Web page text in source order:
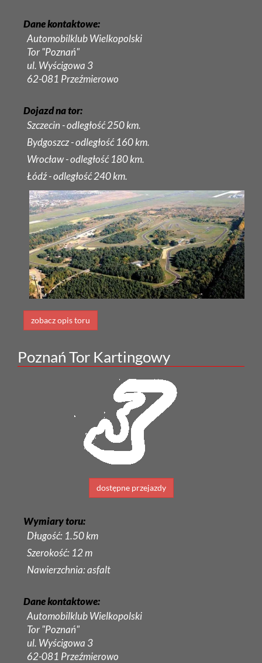
Dane kontaktowe:
Automobilklub Wielkopolski
Tor "Poznań"
ul. Wyścigowa 3
62-081 Przeźmierowo
Dojazd na tor:
Szczecin - odległość 250 km.
Bydgoszcz - odległość 160 km.
Wrocław - odległość 180 km.
Łódź - odległość 240 km.
zobacz opis toru
Poznań Tor Kartingowy
dostępne przejazdy
Wymiary toru:
Długość: 1.50 km
Szerokość: 12 m
Nawierzchnia: asfalt
Dane kontaktowe:
Automobilklub Wielkopolski
Tor "Poznań"
ul. Wyścigowa 3
62-081 Przeźmierowo